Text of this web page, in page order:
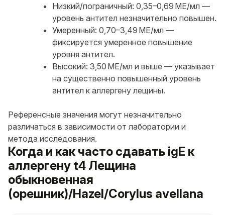
Низкий/пограничный: 0,35–0,69 МЕ/мл —
уровень антител незначительно повышен.
Умеренный: 0,70–3,49 МЕ/мл —
фиксируется умеренное повышение
уровня антител.
Высокий: 3,50 МЕ/мл и выше — указывает
на существенно повышенный уровень
антител к аллергену лещины.
Референсные значения могут незначительно
различаться в зависимости от лаборатории и
метода исследования.
Когда и как часто сдавать igE к
аллергену t4 Лещина
обыкновенная
(орешник)/Hazel/Corylus avellana